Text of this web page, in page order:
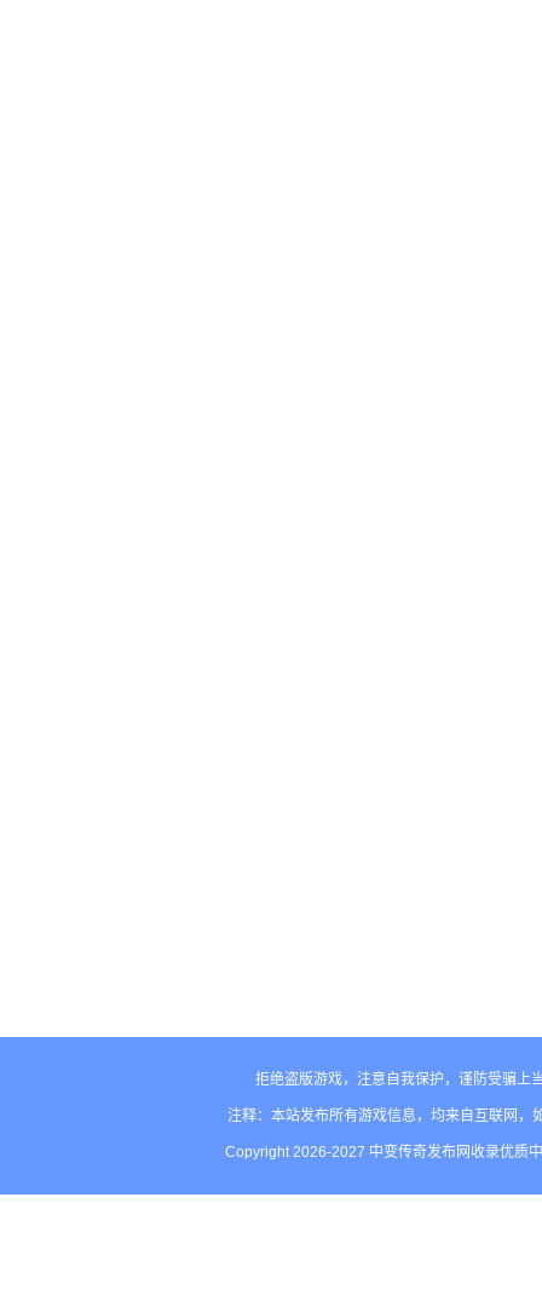
拒绝盗版游戏，注意自我保护，谨防受骗上
注释：本站发布所有游戏信息，均来自互联网
Copyright 2026-2027 中变传奇发布网收录优质